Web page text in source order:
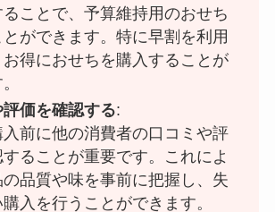
ることで、予算維持用のおせち
とができます。特に早割を利用
得におせちを購入することが
評価を確認する:
前に他の消費者の口コミや評
ることが重要です。これによ
の品質や味を事前に把握し、失
入を行うことができます。